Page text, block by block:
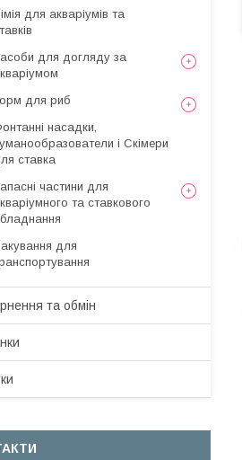
для акваріумів та
для догляду за
для риб
насадки,
і Скімери
ставка
частини для
та ставкового
для
та обмін